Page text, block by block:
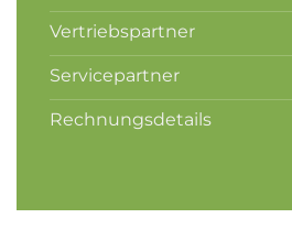
Vertriebspartner
Servicepartner
Rechnungsdetails